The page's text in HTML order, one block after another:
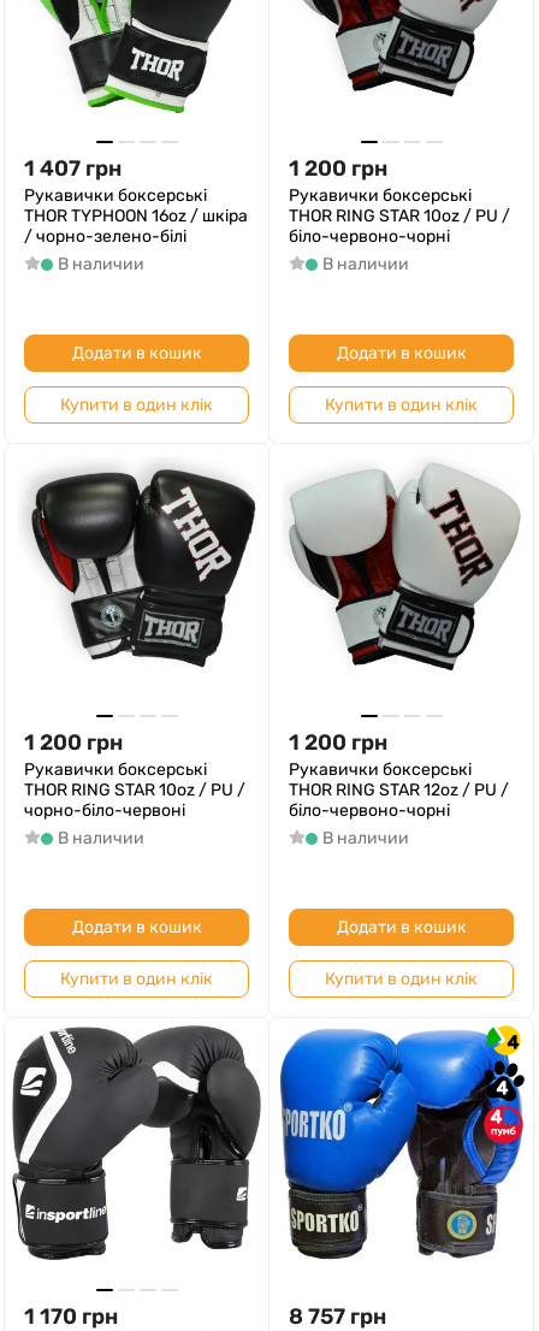
1 407 грн
Рукавички боксерські
THOR TYPHOON 16oz / шкіра
/ чорно-зелено-білі
В наличии
Додати в кошик
Купити в один клік
1 200 грн
Рукавички боксерські
THOR RING STAR 10oz / PU /
біло-червоно-чорні
В наличии
Додати в кошик
Купити в один клік
1 200 грн
Рукавички боксерські
THOR RING STAR 10oz / PU /
чорно-біло-червоні
В наличии
Додати в кошик
Купити в один клік
1 200 грн
Рукавички боксерські
THOR RING STAR 12oz / PU /
біло-червоно-чорні
В наличии
Додати в кошик
Купити в один клік
1 170 грн
4
4
4
8 757 грн